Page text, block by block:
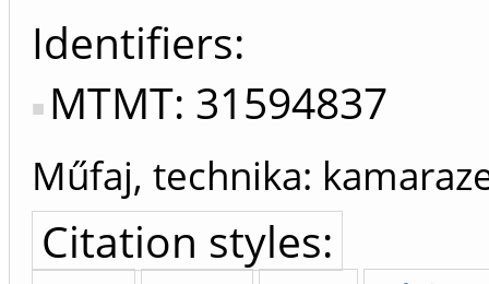
Identifiers
MTMT: 31594837
Műfaj, technika:
Citation styles: